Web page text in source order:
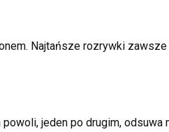
Najtańsze rozrywki zawsze
powoli, jeden po drugim,